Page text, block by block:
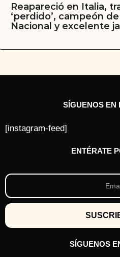
Reapareció en Italia,
‘perdido’, campeón
Nacional y excelente
SÍGUENOS EN
[instagram-feed]
ENTÉRATE
SÍGUENOS